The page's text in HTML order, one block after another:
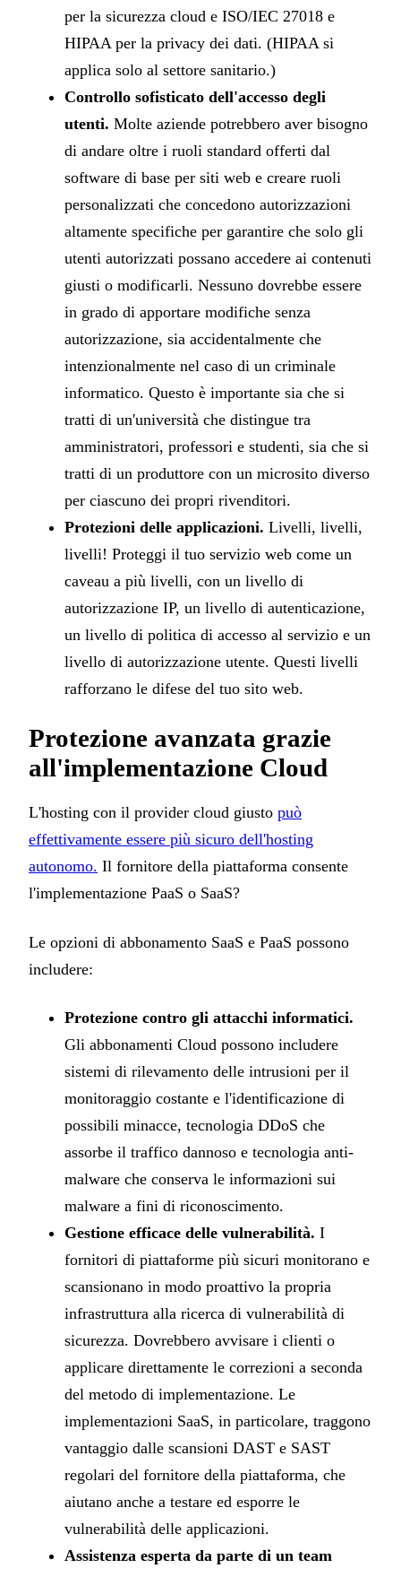
per la sicurezza cloud e ISO/IEC 27018 e
HIPAA per la privacy dei dati. (HIPAA si
applica solo al settore sanitario.)
Controllo sofisticato dell'accesso degli
utenti. Molte aziende potrebbero aver bisogno
di andare oltre i ruoli standard offerti dal
software di base per siti web e creare ruoli
personalizzati che concedono autorizzazioni
altamente specifiche per garantire che solo gli
utenti autorizzati possano accedere ai contenuti
giusti o modificarli. Nessuno dovrebbe essere
in grado di apportare modifiche senza
autorizzazione, sia accidentalmente che
intenzionalmente nel caso di un criminale
informatico. Questo è importante sia che si
tratti di un'università che distingue tra
amministratori, professori e studenti, sia che si
tratti di un produttore con un microsito diverso
per ciascuno dei propri rivenditori.
Protezioni delle applicazioni. Livelli, livelli,
livelli! Proteggi il tuo servizio web come un
caveau a più livelli, con un livello di
autorizzazione IP, un livello di autenticazione,
un livello di politica di accesso al servizio e un
livello di autorizzazione utente. Questi livelli
rafforzano le difese del tuo sito web.
Protezione avanzata grazie
all'implementazione Cloud
L'hosting con il provider cloud giusto può
effettivamente essere più sicuro dell'hosting
autonomo. Il fornitore della piattaforma consente
l'implementazione PaaS o SaaS?
Le opzioni di abbonamento SaaS e PaaS possono
includere:
Protezione contro gli attacchi informatici.
Gli abbonamenti Cloud possono includere
sistemi di rilevamento delle intrusioni per il
monitoraggio costante e l'identificazione di
possibili minacce, tecnologia DDoS che
assorbe il traffico dannoso e tecnologia anti-
malware che conserva le informazioni sui
malware a fini di riconoscimento.
Gestione efficace delle vulnerabilità. I
fornitori di piattaforme più sicuri monitorano e
scansionano in modo proattivo la propria
infrastruttura alla ricerca di vulnerabilità di
sicurezza. Dovrebbero avvisare i clienti o
applicare direttamente le correzioni a seconda
del metodo di implementazione. Le
implementazioni SaaS, in particolare, traggono
vantaggio dalle scansioni DAST e SAST
regolari del fornitore della piattaforma, che
aiutano anche a testare ed esporre le
vulnerabilità delle applicazioni.
Assistenza esperta da parte di un team